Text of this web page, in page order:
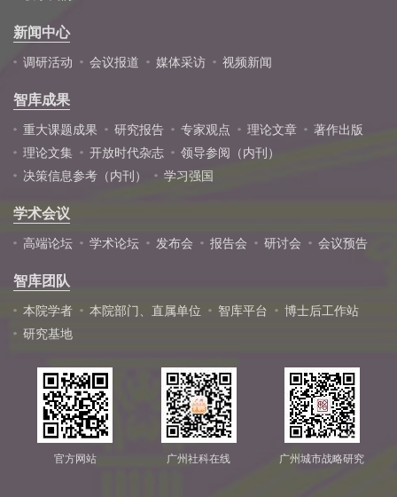
新闻中心
调研活动 会议报道 媒体采访 视频新闻
智库成果
重大课题成果 研究报告 专家观点 理论文章
著作出版
理论文集
开放时代杂志
领导参阅（内刊）
决策信息参考（内刊）
学习强国
学术会议
高端论坛 学术论坛 发布会 报告会 研讨会 会议预告
智库团队
本院学者 本院部门、直属单位 智库平台
博士后工作站
研究基地
官方网站 广州社科在线 广州城市战略研究